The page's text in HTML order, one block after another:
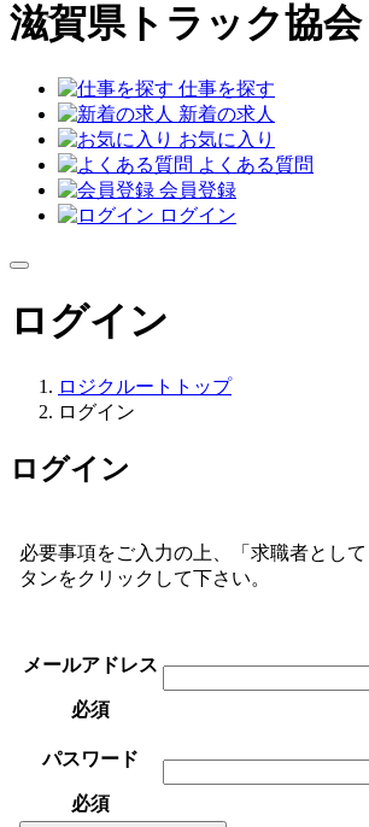
滋賀県トラック協会
仕事を探す
新着の求人
お気に入り
よくある質問
会員登録
ログイン
ログイン
ロジクルートトップ
ログイン
ログイン
必要事項をご入力の上、「求職者とし
タンをクリックして下さい。
メールアドレス
必須
パスワード
必須